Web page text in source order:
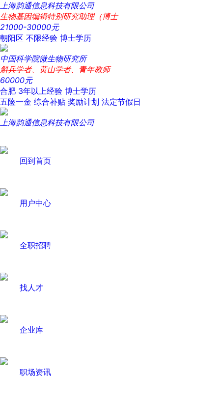
上海韵通信息科技有限公司
生物基因编辑特别研究助理（博士
21000-30000元
朝阳区 不限经验 博士学历
中国科学院微生物研究所
斛兵学者、黄山学者、青年教师
60000元
合肥 3年以上经验 博士学历
五险一金 综合补贴 奖励计划 法定节假日
上海韵通信息科技有限公司
回到首页
用户中心
全职招聘
找人才
企业库
职场资讯